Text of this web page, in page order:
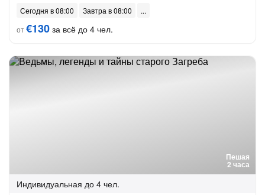
Сегодня в 08:00
Завтра в 08:00
от€130 за всё до 4 чел.
Пешая
2 часа
Индивидуальная до 4 чел.